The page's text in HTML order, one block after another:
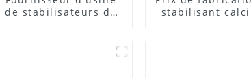
de stabilisateurs de
stabilisant